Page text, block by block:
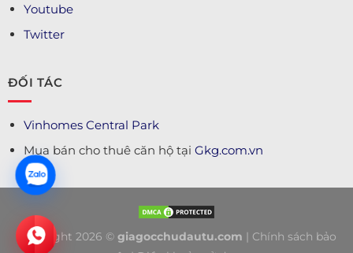
Youtube
Twitter
ĐỐI TÁC
Vinhomes Central Park
Mua bán cho thuê căn hộ tại Gkg.com.vn
Copyright 2026 © giagocchudautu.com
Chính sách bảo